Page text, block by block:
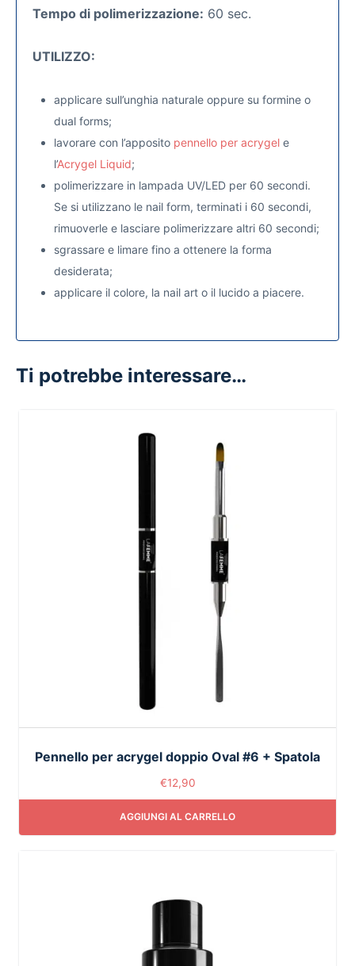
Tempo di polimerizzazione: 60 sec.
UTILIZZO:
applicare sull’unghia naturale oppure su formine o
dual forms;
lavorare con l’apposito pennello per acrygel e
l’Acrygel Liquid;
polimerizzare in lampada UV/LED per 60 secondi.
Se si utilizzano le nail form, terminati i 60 secondi,
rimuoverle e lasciare polimerizzare altri 60 secondi;
sgrassare e limare fino a ottenere la forma
desiderata;
applicare il colore, la nail art o il lucido a piacere.
Ti potrebbe interessare…
Pennello per acrygel doppio Oval #6 + Spatola
€12,90
AGGIUNGI AL CARRELLO